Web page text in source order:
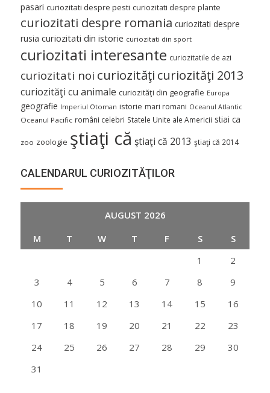
pasari curiozitati despre pesti curiozitati despre plante
curiozitati despre romania curiozitati despre
rusia curiozitati din istorie curiozitati din sport
curiozitati interesante curiozitatile de azi
curiozitati noi curiozităţi curiozităţi 2013
curiozităţi cu animale curiozităţi din geografie Europa
geografie Imperiul Otoman istorie mari romani Oceanul Atlantic
Oceanul Pacific români celebri Statele Unite ale Americii stiai ca
zoo zoologie ştiaţi că ştiaţi că 2013 ştiaţi că 2014
CALENDARUL CURIOZITĂŢILOR
AUGUST 2026
M
T W T F S
S
1
2
3
4 5 6 7 8
9
10
11 12 13 14 15
16
17
18 19 20 21 22
23
24
25 26 27 28 29
30
31